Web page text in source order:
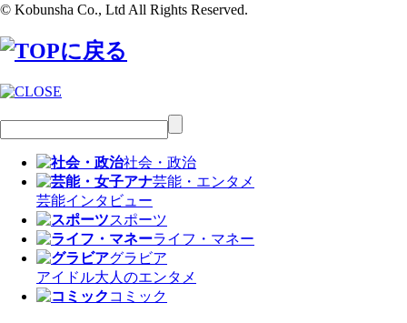
© Kobunsha Co., Ltd All Rights Reserved.
社会・政治
芸能・エンタメ
芸能インタビュー
スポーツ
ライフ・マネー
グラビア
アイドル大人のエンタメ
コミック